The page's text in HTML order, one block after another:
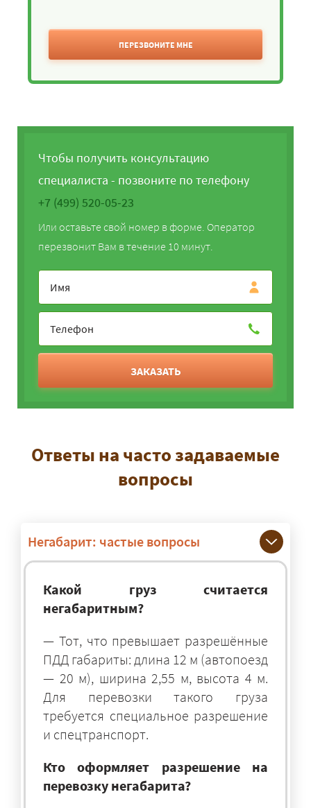
ПЕРЕЗВОНИТЕ МНЕ
Чтобы получить консультацию
специалиста - позвоните по телефону
+7 (499) 520-05-23
Или оставьте свой номер в форме. Оператор
перезвонит Вам в течение 10 минут.
ЗАКАЗАТЬ
Ответы на часто задаваемые
вопросы
Негабарит: частые вопросы
Какой груз считается
негабаритным?
— Тот, что превышает разрешённые
ПДД габариты: длина 12 м (автопоезд
— 20 м), ширина 2,55 м, высота 4 м.
Для перевозки такого груза
требуется специальное разрешение
и спецтранспорт.
Кто оформляет разрешение на
перевозку негабарита?